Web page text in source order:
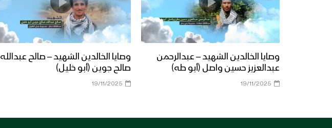
وصايا الخالدين الشهيد – عبدالرحمن
عبدالعزيز حسين واصل (أبو طه)
19/11/2025
وصايا الخالدين الشهيد – صالح عبدالله
صالح جوين (أبو خليل)
19/11/2025